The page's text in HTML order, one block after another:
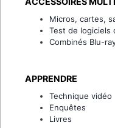
Micros, cartes,
Test de logiciels
Combinés Blu-
APPRENDRE
Technique vidéo
Enquêtes
Livres